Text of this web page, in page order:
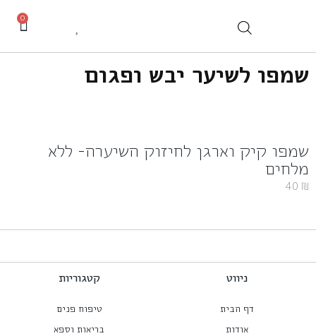
0
שמפו לשיער יבש ופגום
שמפו קיק וארגן לחיזוק השיערה- ללא
מלחים
40 ₪
ניווט
דף הבית
אודות
קטגוריות
טיפוח פנים
בריאות וספא